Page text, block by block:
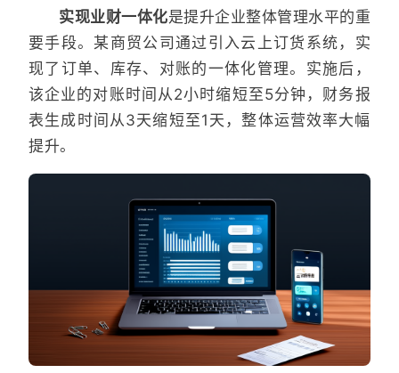
实现业财一体化是提升企业整体管理水平的重
要手段。某商贸公司通过引入云上订货系统，实
现了订单、库存、对账的一体化管理。实施后，
该企业的对账时间从2小时缩短至5分钟，财务报
表生成时间从3天缩短至1天，整体运营效率大幅
提升。